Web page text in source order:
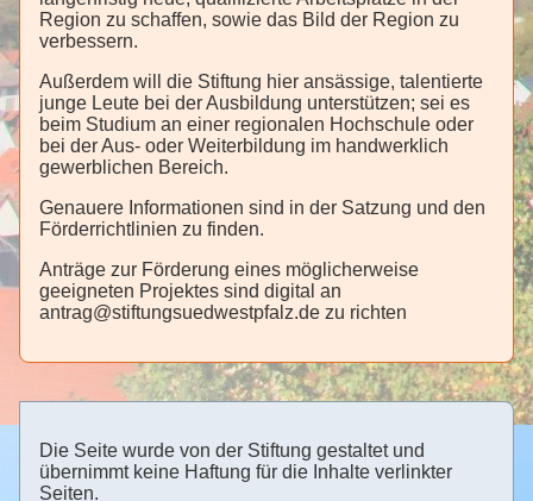
Region zu schaffen, sowie das Bild der Region zu
verbessern.
Außerdem will die Stiftung hier ansässige, talentierte
junge Leute bei der Ausbildung unterstützen; sei es
beim Studium an einer regionalen Hochschule oder
bei der Aus- oder Weiterbildung im handwerklich
gewerblichen Bereich.
Genauere Informationen sind in der Satzung und den
Förderrichtlinien zu finden.
Anträge zur Förderung eines möglicherweise
geeigneten Projektes sind digital an
antrag@stiftungsuedwestpfalz.de zu richten
Die Seite wurde von der Stiftung gestaltet und
übernimmt keine Haftung für die Inhalte verlinkter
Seiten.